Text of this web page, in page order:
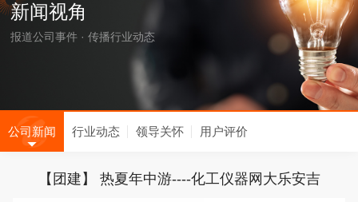
新闻视角
报道公司事件 · 传播行业动态
公司新闻 行业动态 领导关怀 用户评价
【团建】 热夏年中游----化工仪器网大乐安吉